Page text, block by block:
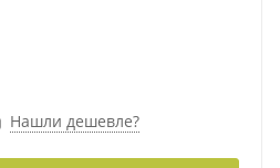
Нашли дешевле?